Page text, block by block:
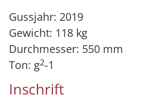
Gussjahr: 2019
Gewicht: 118 kg
Durchmesser: 550 mm
Ton: g2-1
Inschrift